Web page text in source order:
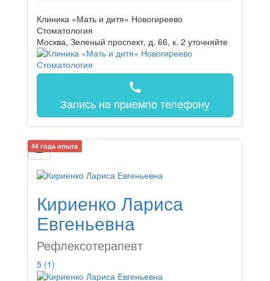
Клиника «Мать и дитя» Новогиреево
Стоматология
Москва, Зеленый проспект, д. 66, к. 2 уточняйте
call
Запись на приемпо телефону
44 года опыта
Кириенко Лариса
Евгеньевна
Рефлексотерапевт
5 (1)